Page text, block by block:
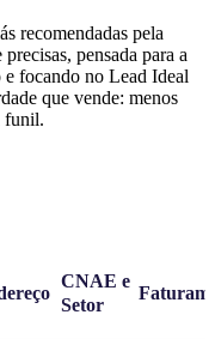
recomendadas pela
pensada para a
focando no Lead Ideal
que vende: menos
funil.
CNAE e
Setor